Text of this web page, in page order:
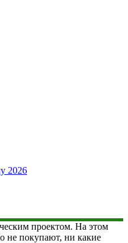
2026
проектом. На этом
не покупают, ни какие